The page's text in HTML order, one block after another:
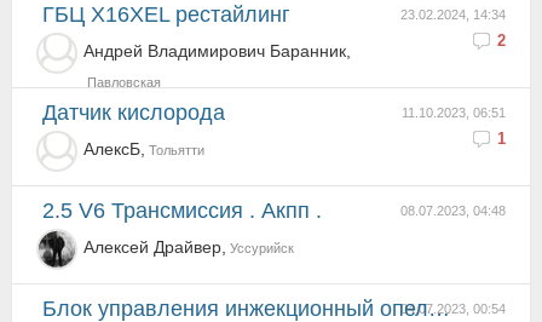
23.02.2024, 14:34
2
ГБЦ X16XEL рестайлинг
Андрей Владимирович Баранник,
Павловская
11.10.2023, 06:51
1
датчик кислорода
АлекcБ, Тольятти
08.07.2023, 04:48
2.5 V6 Трансмиссия . Акпп .
Алексей Драйвер, Уссурийск
04.07.2023, 00:54
Блок управления инжекционный опель вектра б (блок ЭБУ - "мозги")